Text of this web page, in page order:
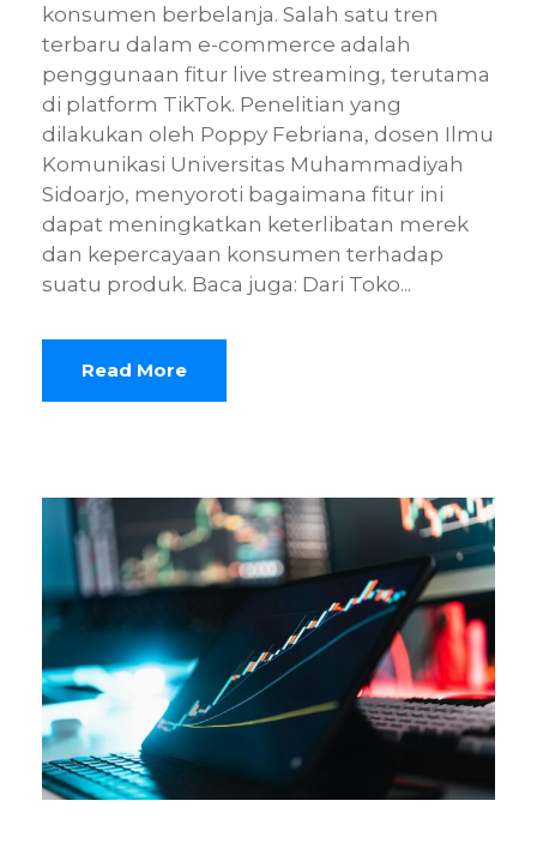
konsumen berbelanja. Salah satu tren
terbaru dalam e-commerce adalah
penggunaan fitur live streaming, terutama
di platform TikTok. Penelitian yang
dilakukan oleh Poppy Febriana, dosen Ilmu
Komunikasi Universitas Muhammadiyah
Sidoarjo, menyoroti bagaimana fitur ini
dapat meningkatkan keterlibatan merek
dan kepercayaan konsumen terhadap
suatu produk. Baca juga: Dari Toko...
Read More